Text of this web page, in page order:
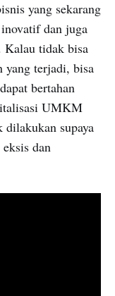
yang sekarang
dan juga
Kalau tidak bisa
yang terjadi, bisa
bertahan
UMKM
dilakukan supaya
dan